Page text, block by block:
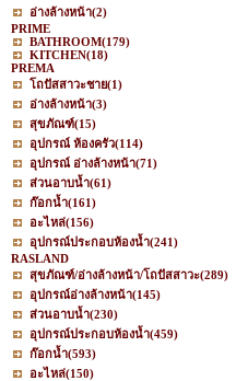
อ่างล้างหน้า(2)
PRIME
BATHROOM(179)
KITCHEN(18)
PREMA
โถปัสสาวะชาย(1)
อ่างล้างหน้า(3)
สุขภัณฑ์(15)
อุปกรณ์ ห้องครัว(114)
อุปกรณ์ อ่างล้างหน้า(71)
ส่วนอาบน้ำ(61)
ก๊อกน้ำ(161)
อะไหล่(156)
อุปกรณ์ประกอบห้องน้ำ(241)
RASLAND
สุขภัณฑ์/อ่างล้างหน้า/โถปัสสาวะ(289)
อุปกรณ์อ่างล้างหน้า(145)
ส่วนอาบน้ำ(230)
อุปกรณ์ประกอบห้องน้ำ(459)
ก๊อกน้ำ(593)
อะไหล่(150)